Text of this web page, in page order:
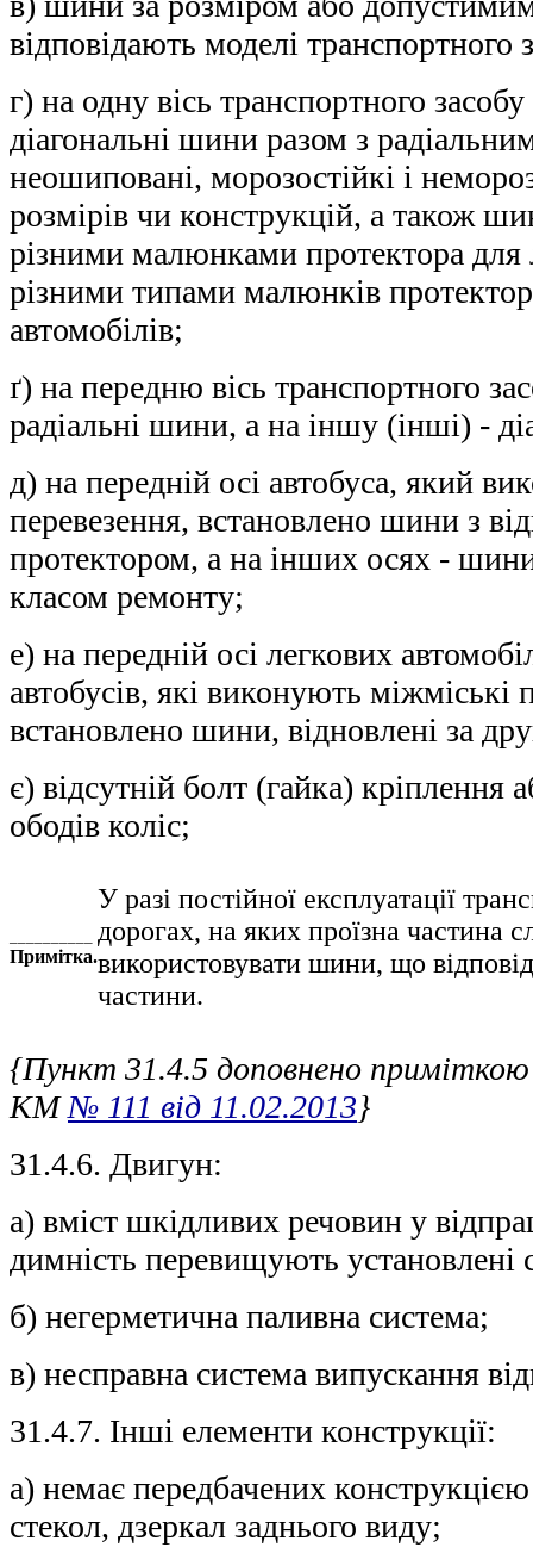
відповідають моделі транспортного
г) на одну вісь транспортного
діагональні шини разом з
неошиповані, морозостійкі і
розмірів чи конструкцій, а також
різними малюнками протектора для
різними типами малюнків
автомобілів;
ґ) на передню вісь транспортного
радіальні шини, а на іншу (інші) -
д) на передній осі автобуса, який
перевезення, встановлено шини з
протектором, а на інших осях -
класом ремонту;
е) на передній осі легкових
автобусів, які виконують міжміські
встановлено шини, відновлені за
є) відсутній болт (гайка) кріплення
ободів коліс;
Примітка.
У разі постійної експлуатації
дорогах, на яких проїзна частина
використовувати шини, що
частини.
{Пункт 31.4.5 доповнено
КМ№ 111 від 11.02.2013}
31.4.6. Двигун:
а) вміст шкідливих речовин у
димність перевищують
б) негерметична паливна система;
в) несправна система випускання
31.4.7. Інші елементи конструкції:
а) немає передбачених
стекол, дзеркал заднього виду;